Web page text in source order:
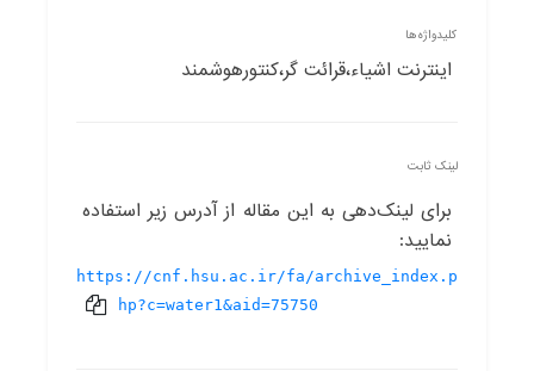
کلیدواژه‌ها
اینترنت اشیاء،قرائت گر،کنتورهوشمند
لینک ثابت
برای لینک‌دهی به این مقاله از آدرس زیر استفاده
نمایید:
https://cnf.hsu.ac.ir/fa/archive_index.p
hp?c=water1&aid=75750